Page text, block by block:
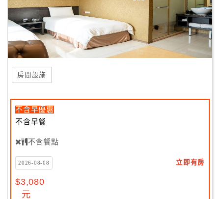
房間設施
不含早優惠
不含早餐
不含餐點
2026-08-08 立即有房
$3,080
元